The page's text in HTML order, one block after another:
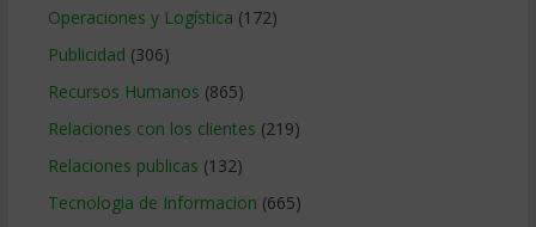
Operaciones y Logística (172)
Publicidad (306)
Recursos Humanos (865)
Relaciones con los clientes (219)
Relaciones publicas (132)
Tecnologia de Informacion (665)